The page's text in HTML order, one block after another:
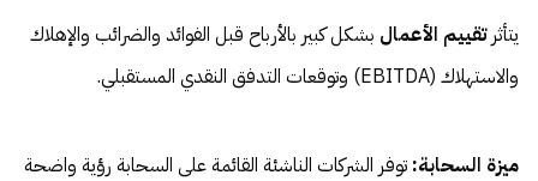
يتأثرتقييم الأعمال بشكل كبير بالأرباح قبل الفوائد والضرائب والإهلاك
والاستهلاك (EBITDA) وتوقعات التدفق النقدي المستقبلي.
ميزة السحابة: توفر الشركات الناشئة القائمة على السحابة رؤية واضحة